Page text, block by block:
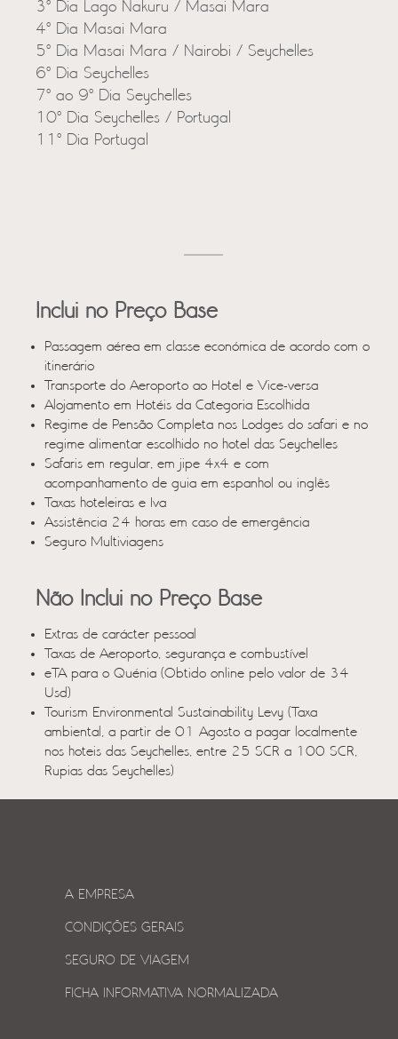
3º Dia Lago Nakuru / Masai Mara
4º Dia Masai Mara
5º Dia Masai Mara / Nairobi / Seychelles
6º Dia Seychelles
7º ao 9º Dia Seychelles
10º Dia Seychelles / Portugal
11º Dia Portugal
Inclui no Preço Base
Passagem aérea em classe económica de acordo com o
itinerário
Transporte do Aeroporto ao Hotel e Vice-versa
Alojamento em Hotéis da Categoria Escolhida
Regime de Pensão Completa nos Lodges do safari e no
regime alimentar escolhido no hotel das Seychelles
Safaris em regular, em jipe 4x4 e com
acompanhamento de guia em espanhol ou inglês
Taxas hoteleiras e Iva
Assistência 24 horas em caso de emergência
Seguro Multiviagens
Não Inclui no Preço Base
Extras de carácter pessoal
Taxas de Aeroporto, segurança e combustível
eTA para o Quénia (Obtido online pelo valor de 34
Usd)
Tourism Environmental Sustainability Levy (Taxa
ambiental, a partir de 01 Agosto a pagar localmente
nos hoteis das Seychelles, entre 25 SCR a 100 SCR,
Rupias das Seychelles)
A EMPRESA
CONDIÇÕES GERAIS
SEGURO DE VIAGEM
FICHA INFORMATIVA NORMALIZADA